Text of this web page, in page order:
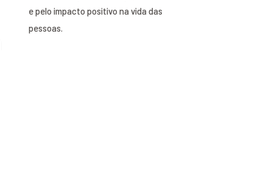
e pelo impacto positivo na vida das
pessoas.